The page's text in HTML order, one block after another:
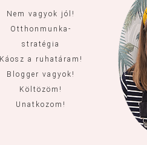
Nem vagyok jól!
Otthonmunka-
stratégia
Káosz a ruhatáram!
Blogger vagyok!
Költözöm!
Unatkozom!